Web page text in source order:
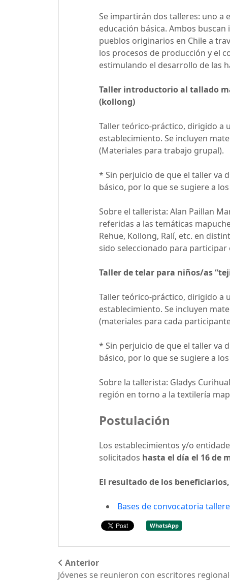
Se impartirán dos talleres: uno a
educación básica. Ambos
pueblos originarios en Chile a
los procesos de producción y el
estimulando el desarrollo de las
Taller introductorio al tallado
(kollong)
Taller teórico-práctico, dirigido a
establecimiento. Se incluyen
(Materiales para trabajo grupal).
* Sin perjuicio de que el taller va
básico, por lo que se sugiere a
Sobre el tallerista: Alan Paillan
referidas a las temáticas
Rehue, Kollong, Ralí, etc. en
sido seleccionado para participar
Taller de telar para niños/as
Taller teórico-práctico, dirigido a
establecimiento. Se incluyen
(materiales para cada
* Sin perjuicio de que el taller va
básico, por lo que se sugiere a
Sobre la tallerista: Gladys
región en torno a la textilería
Postulación
Los establecimientos y/o
solicitados hasta el día el 16 de
El resultado de los
Bases de convocatoria
WhatsApp
Anterior
Jóvenes se reunieron con escritores